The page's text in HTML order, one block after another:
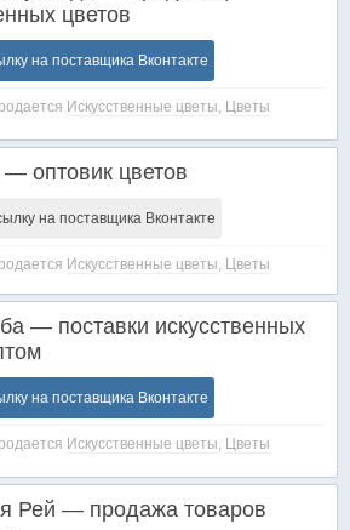
цветов
на поставщика Вконтакте
Искусственные цветы, Цветы
— оптовик цветов
на поставщика Вконтакте
Искусственные цветы, Цветы
— поставки искусственных
на поставщика Вконтакте
Искусственные цветы, Цветы
Рей — продажа товаров